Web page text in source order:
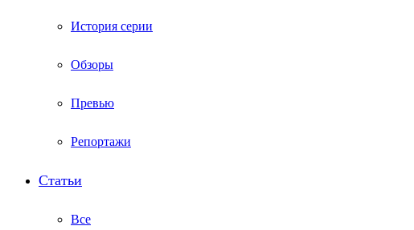
История серии
Обзоры
Превью
Репортажи
Статьи
Все